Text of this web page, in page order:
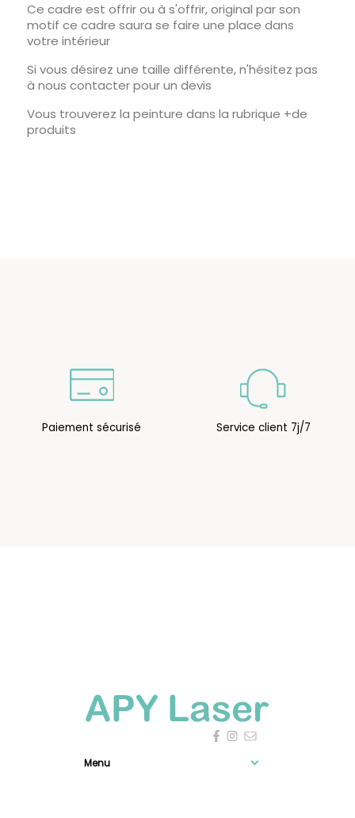
Ce cadre est offrir ou à s'offrir, original par son
motif ce cadre saura se faire une place dans
votre intérieur
Si vous désirez une taille différente, n'hésitez pas
à nous contacter pour un devis
Vous trouverez la peinture dans la rubrique +de
produits
Paiement sécurisé Service client 7j/7
Menu